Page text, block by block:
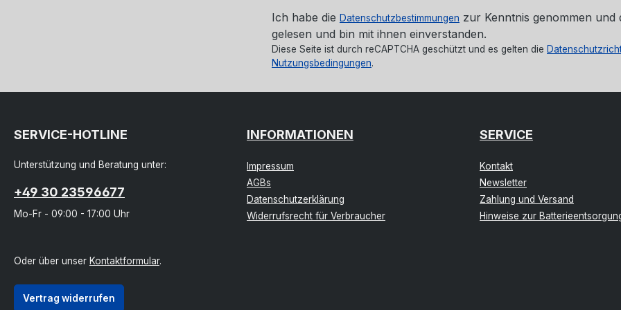
Ich habe die Datenschutzbestimmungen zur Kenntnis genommen und
gelesen und bin mit ihnen einverstanden.
Diese Seite ist durch reCAPTCHA geschützt und es gelten die
Nutzungsbedingungen.
SERVICE-HOTLINE
Unterstützung und Beratung unter:
+49 30 23596677
Mo-Fr - 09:00 - 17:00 Uhr
Oder über unser Kontaktformular.
Vertrag widerrufen
INFORMATIONEN
Impressum
AGBs
Datenschutzerklärung
Widerrufsrecht für Verbraucher
SERVICE
Kontakt
Newsletter
Zahlung und Versand
Hinweise zur